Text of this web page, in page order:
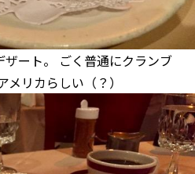
ート。 ごく普通にクランブ
リカらしい（？）